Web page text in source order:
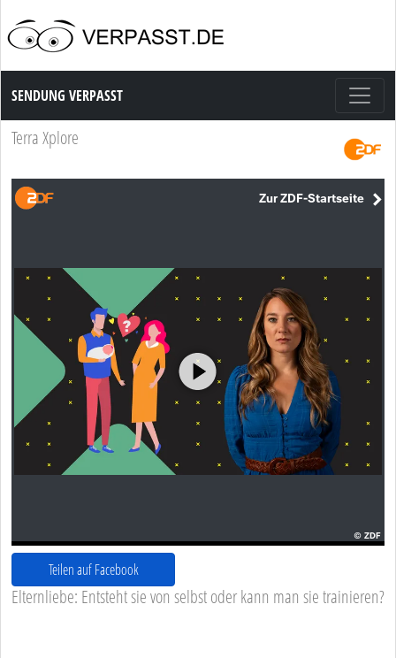
Sendung Verpasst
SENDUNG VERPASST
Terra Xplore
Teilen auf Facebook
Elternliebe: Entsteht sie von selbst oder kann man sie trainieren?